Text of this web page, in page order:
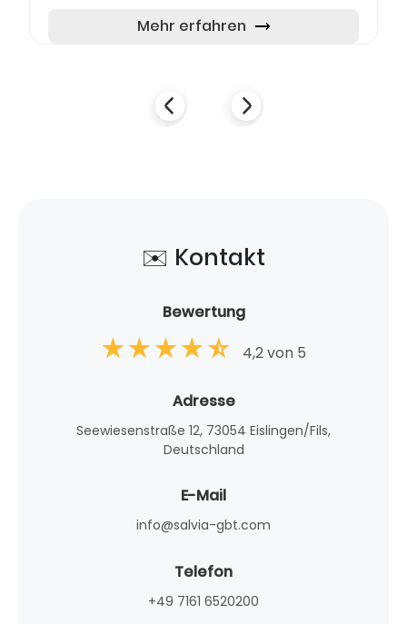
Dienstleistungen gemacht. Mit wei...
Mehr erfahren
✉️ Kontakt
Bewertung
4,2 von 5
Adresse
Seewiesenstraße 12, 73054 Eislingen/Fils,
Deutschland
E-Mail
info@salvia-gbt.com
Telefon
+49 7161 6520200